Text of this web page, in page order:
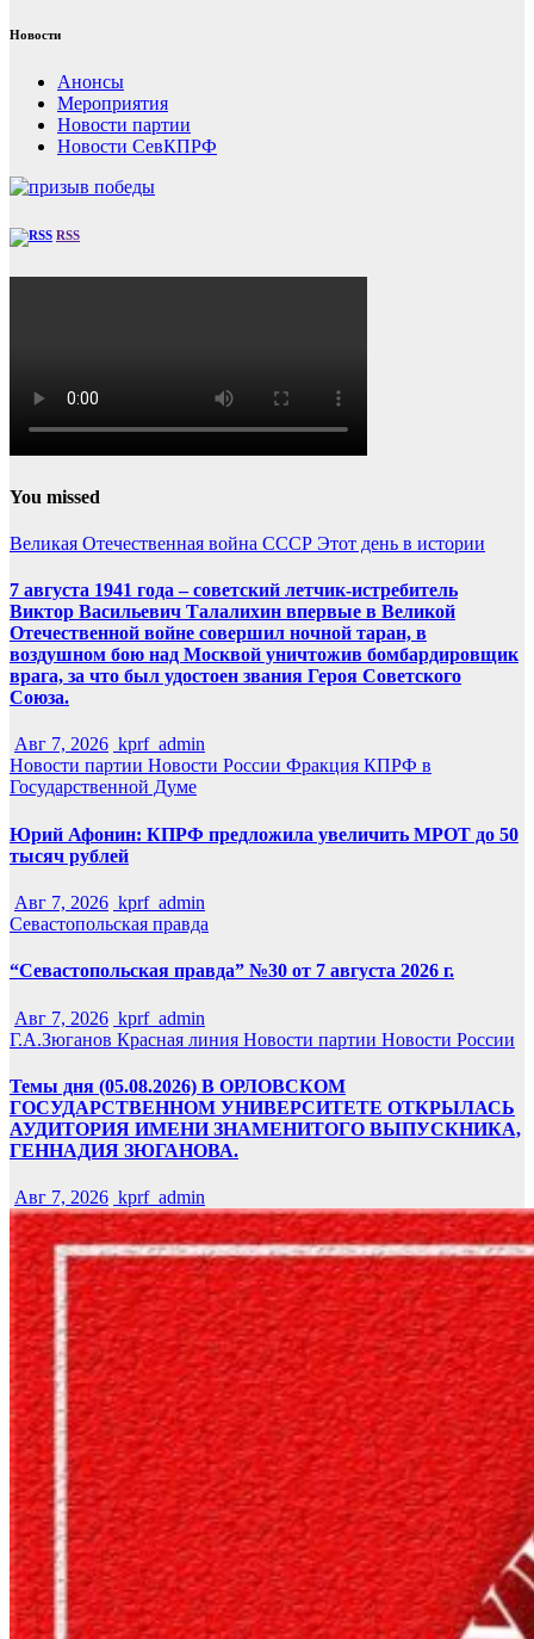
Новости
Анонсы
Мероприятия
Новости партии
Новости СевКПРФ
RSS
You missed
Великая Отечественная война СССР Этот день в истории
7 августа 1941 года – советский летчик-истребитель
Виктор Васильевич Талалихин впервые в Великой
Отечественной войне совершил ночной таран, в
воздушном бою над Москвой уничтожив бомбардировщик
врага, за что был удостоен звания Героя Советского
Союза.
Авг 7, 2026 kprf_admin
Новости партии Новости России Фракция КПРФ в
Государственной Думе
Юрий Афонин: КПРФ предложила увеличить МРОТ до 50
тысяч рублей
Авг 7, 2026 kprf_admin
Севастопольская правда
“Севастопольская правда” №30 от 7 августа 2026 г.
Авг 7, 2026 kprf_admin
Г.А.Зюганов Красная линия Новости партии Новости России
Темы дня (05.08.2026) В ОРЛОВСКОМ
ГОСУДАРСТВЕННОМ УНИВЕРСИТЕТЕ ОТКРЫЛАСЬ
АУДИТОРИЯ ИМЕНИ ЗНАМЕНИТОГО ВЫПУСКНИКА,
ГЕННАДИЯ ЗЮГАНОВА.
Авг 7, 2026 kprf_admin